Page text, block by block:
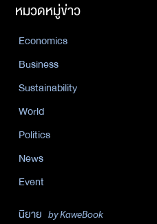
หมวดหมู่ข่าว
Economics
Business
Sustainability
World
Politics
News
Event
นิยาย by KaweBook